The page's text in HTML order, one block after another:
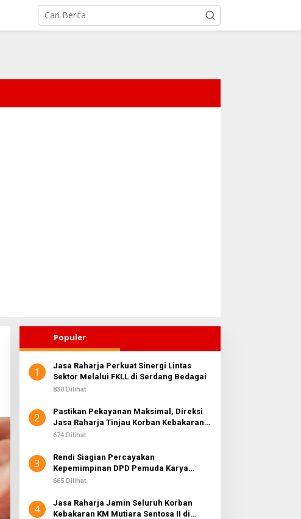
Populer
1
Jasa Raharja Perkuat Sinergi Lintas
Sektor Melalui FKLL di Serdang Bedagai
830 Dilihat
2
Pastikan Pekayanan Maksimal, Direksi
Jasa Raharja Tinjau Korban Kebakaran
KM Mutiara Sentosa II
674 Dilihat
3
Rendi Siagian Percayakan
Kepemimpinan DPD Pemuda Karya
Nasional Kota Medan kepada Josef
665 Dilihat
4
Jasa Raharja Jamin Seluruh Korban
Kebakaran KM Mutiara Sentosa II di